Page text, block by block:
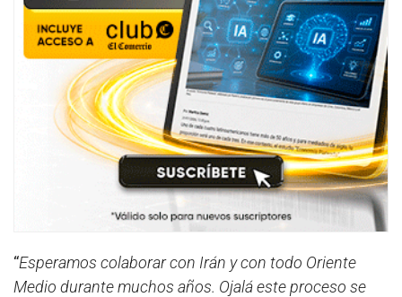
“Esperamos colaborar con Irán y con todo Oriente
Medio durante muchos años. Ojalá este proceso se